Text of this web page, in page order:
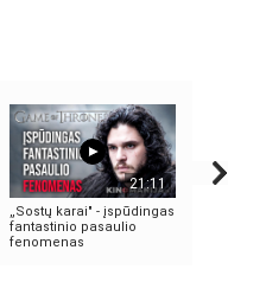
21:11
„Sostų karai" - įspūdingas
fantastinio pasaulio
fenomenas